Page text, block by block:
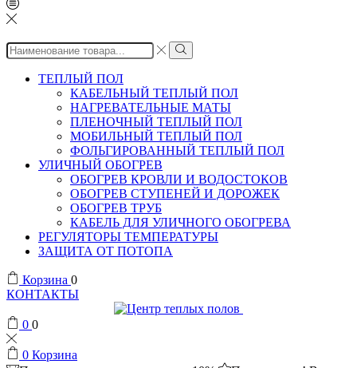
Search
input
ТЕПЛЫЙ ПОЛ
КАБЕЛЬНЫЙ ТЕПЛЫЙ ПОЛ
НАГРЕВАТЕЛЬНЫЕ МАТЫ
ПЛЕНОЧНЫЙ ТЕПЛЫЙ ПОЛ
МОБИЛЬНЫЙ ТЕПЛЫЙ ПОЛ
ФОЛЬГИРОВАННЫЙ ТЕПЛЫЙ ПОЛ
УЛИЧНЫЙ ОБОГРЕВ
ОБОГРЕВ КРОВЛИ И ВОДОСТОКОВ
ОБОГРЕВ СТУПЕНЕЙ И ДОРОЖЕК
ОБОГРЕВ ТРУБ
КАБЕЛЬ ДЛЯ УЛИЧНОГО ОБОГРЕВА
РЕГУЛЯТОРЫ ТЕМПЕРАТУРЫ
ЗАЩИТА ОТ ПОТОПА
Корзина 0
КОНТАКТЫ
0 0
0 Корзина